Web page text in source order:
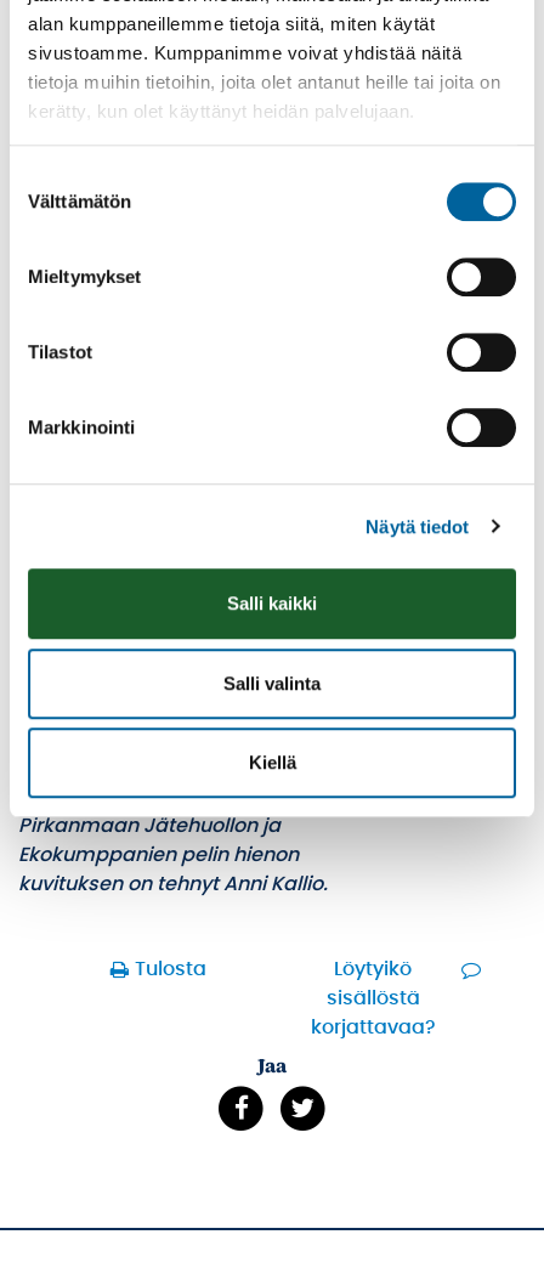
alan kumppaneillemme tietoja siitä, miten käytät
sivustoamme. Kumppanimme voivat yhdistää näitä
tietoja muihin tietoihin, joita olet antanut heille tai joita on
kerätty, kun olet käyttänyt heidän palvelujaan.
valinta
Välttämätön
Mieltymykset
Tilastot
Markkinointi
Näytä tiedot
Salli kaikki
Salli valinta
Kiellä
Tämä sivu on käännetty automaattisesti
käännöstyökalulla. Käännös voi sisältää
Oikeudellisesti sitova ja ajantasainen tieto löytyy
Kunta ei vastaa automaattisen käännöksen
Osaatko laittaa stopin ruokahävikille?
Testaa tietämystäsi pelaamalla.
Pirkanmaan Jätehuollon ja
Ekokumppanien pelin hienon
kuvituksen on tehnyt Anni Kallio.
Tulosta
Löytyikö
sisällöstä
korjattavaa?
Jaa